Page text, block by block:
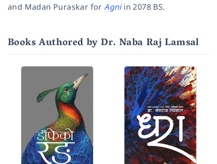
and Madan Puraskar forAgniin 2078 BS.
Books Authored by Dr. Naba Raj Lamsal